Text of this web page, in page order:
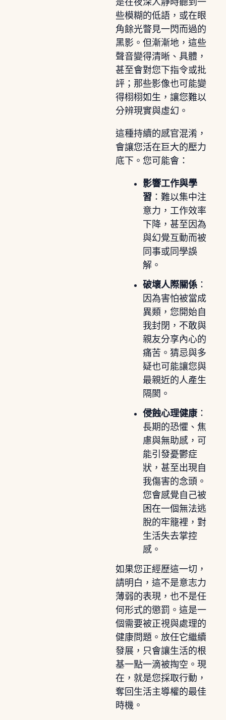
些模糊的低語，或在眼
角餘光瞥見一閃而過的
黑影。但漸漸地，這些
聲音變得清晰、具體，
甚至會對您下指令或批
評；那些影像也可能變
得栩栩如生，讓您難以
分辨現實與虛幻。
這種持續的感官混淆，
會讓您活在巨大的壓力
底下。您可能會：
影響工作與學
習 ：難以集中注
意力，工作效率
下降，甚至因為
與幻覺互動而被
同事或同學誤
解。
破壞人際關係：
因為害怕被當成
異類，您開始自
我封閉，不敢與
親友分享內心的
痛苦。猜忌與多
疑也可能讓您與
最親近的人產生
隔閡。
侵蝕心理健康：
長期的恐懼、焦
慮與無助感，可
能引發憂鬱症
狀，甚至出現自
我傷害的念頭。
您會感覺自己被
困在一個無法逃
脫的牢籠裡，對
生活失去掌控
感。
如果您正經歷這一切，
請明白，這不是意志力
薄弱的表現，也不是任
何形式的懲罰。這是一
個需要被正視與處理的
健康問題。放任它繼續
發展，只會讓生活的根
基一點一滴被掏空。現
在，就是您採取行動，
奪回生活主導權的最佳
時機。